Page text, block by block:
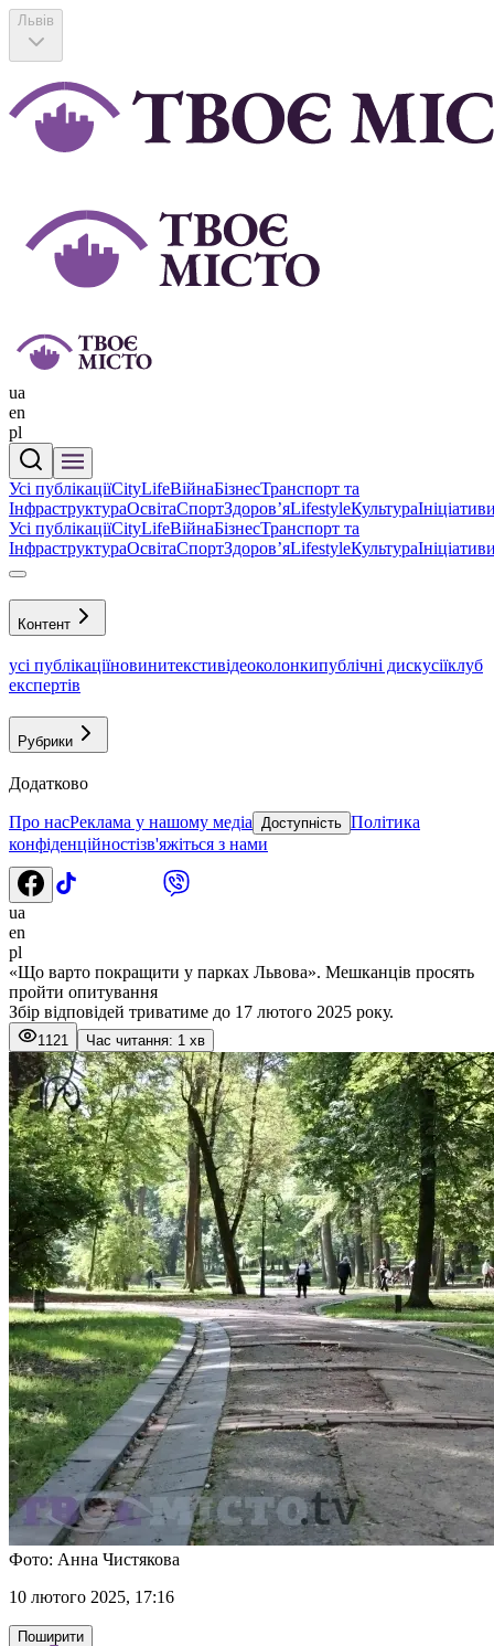
Львів
ua
en
pl
Усі публікаціїCityLifeВійнаБізнесТранспорт та
ІнфраструктураОсвітаСпортЗдоровʼяLifestyleКультура
Усі публікаціїCityLifeВійнаБізнесТранспорт та
ІнфраструктураОсвітаСпортЗдоровʼяLifestyleКультура
Контент
усі публікаціїновинитекстивідеоколонкипублічні дискусіїклуб
експертів
Рубрики
Додатково
Про насРеклама у нашому медіа Доступність Політика
конфіденційностізв'яжіться з нами
ua
en
pl
«Що варто покращити у парках Львова». Мешканців просять
пройти опитування
Збір відповідей триватиме до 17 лютого 2025 року.
1121 Час читання: 1 хв
Фото: Анна Чистякова
10 лютого 2025, 17:16
Поширити